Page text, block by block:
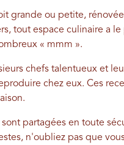
grande ou petite,
tout espace culinaire a
« mmm ».
chefs talentueux et
chez eux. Ces
partagées en toute
n'oubliez pas que